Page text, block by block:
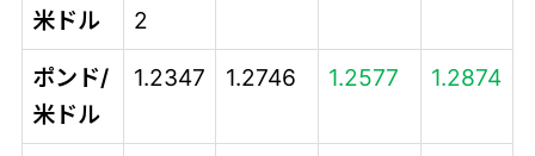
米ドル
2
ポンド/
米ドル
1.2347 1.2746 1.2577 1.2874